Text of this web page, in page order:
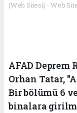
(Web Sitesi) - Web
AFAD Deprem
Orhan Tatar,
Bir bölümü 6
binalara